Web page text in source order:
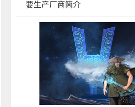
要生产厂商简介